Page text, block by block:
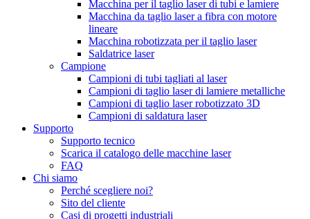
Macchina per il taglio laser di tubi e lamiere
Macchina da taglio laser a fibra con motore
lineare
Macchina robotizzata per il taglio laser
Saldatrice laser
Campione
Campioni di tubi tagliati al laser
Campioni di taglio laser di lamiere metalliche
Campioni di taglio laser robotizzato 3D
Campioni di saldatura laser
Supporto
Supporto tecnico
Scarica il catalogo delle macchine laser
FAQ
Chi siamo
Perché scegliere noi?
Sito del cliente
Casi di progetti industriali